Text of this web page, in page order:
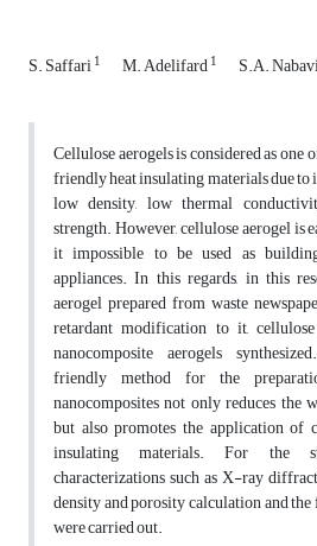
S. Saffari1 M. Adelifard1 S.A.
Cellulose aerogels is considered as
friendly heat insulating materials due to
low density, low thermal
strength. However, cellulose aerogel is
it impossible to be used as
appliances. In this regards, in this
aerogel prepared from waste
retardant modification to it,
nanocomposite aerogels
friendly method for the
nano‌composites not only reduces the
but also promotes the application of
insulating materials. For the
characterizations such as X-ray
density and porosity calculation and
were carried out.